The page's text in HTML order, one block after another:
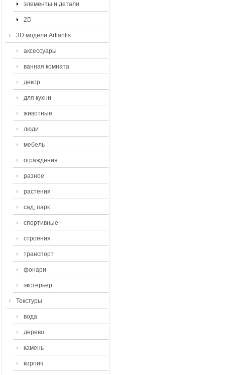
элементы и детали
2D
3D модели Artlantis
аксессуары
ванная комната
декор
для кухни
животные
люди
мебель
ограждения
разное
растения
сад, парк
спортивные
строения
транспорт
фонари
экстерьер
Текстуры
вода
дерево
камень
кирпич